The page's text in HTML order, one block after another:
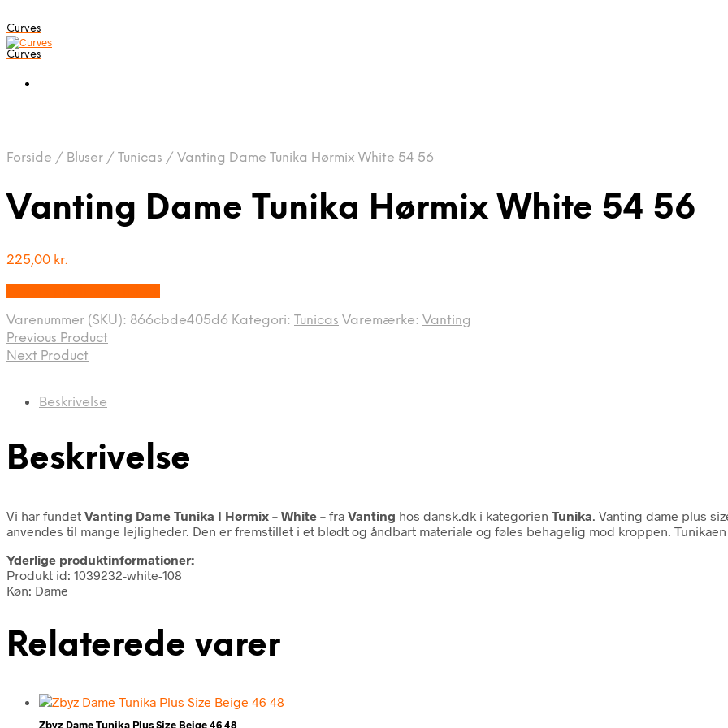
Curves
Curves
Forside / Bluser / Tunicas / Vanting Dame Tunika Hørmix White 54 56
Vanting Dame Tunika Hørmix White 54 56
225,00 kr.
Varenummer (SKU): 866cbde405d6 Kategori: Tunicas Varemærke: Vanting
Previous Product
Next Product
Beskrivelse
Beskrivelse
Vi har fundet Vanting Dame Tunika I Hørmix – White – fra Vanting hos dansk.dk i kategorien Tunika . Vanting dame plus
anvendes til mange lejligheder. Den er fremstillet i et blødt og åndbart materiale og føles behagelig mod kroppen.
Yderlige produktinformationer:
Produkt id: 1039232-white-108
Køn: Dame
Relaterede varer
Zbyz Dame Tunika Plus Size Beige 46 48